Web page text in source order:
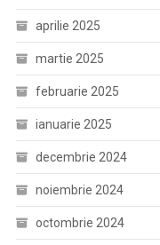
aprilie 2025
martie 2025
februarie 2025
ianuarie 2025
decembrie 2024
noiembrie 2024
octombrie 2024